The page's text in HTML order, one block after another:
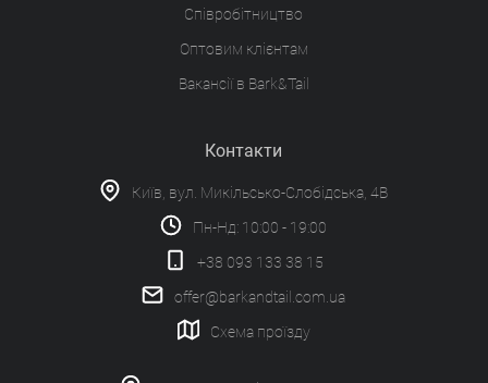
Співробітництво
Оптовим клієнтам
Вакансії в Bark&Tail
Контакти
Київ, вул. Микільсько-Слобідська, 4В
Пн-Нд: 10:00 - 19:00
+38 093 133 38 15
offer@barkandtail.com.ua
Схема проїзду